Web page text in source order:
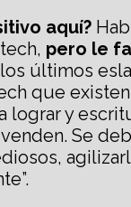
aquí?
pero le
últimos
que
lograr y
Se